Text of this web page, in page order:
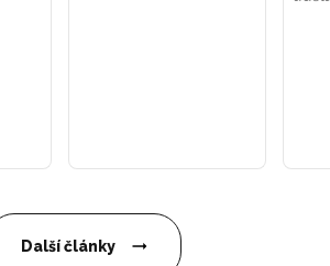
Další články